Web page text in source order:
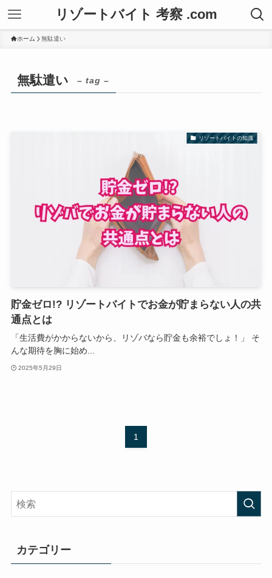
リゾートバイト 考察 .com
ホーム 無駄遣い
無駄遣い – tag –
リゾートバイトの知識
貯金ゼロ!? リゾートバイトでお金が貯まらない人の共
通点とは
「生活費がかからないから、リゾバなら貯金も余裕でしょ！」 そ
んな期待を胸に始め...
2025年5月29日
1
カテゴリー